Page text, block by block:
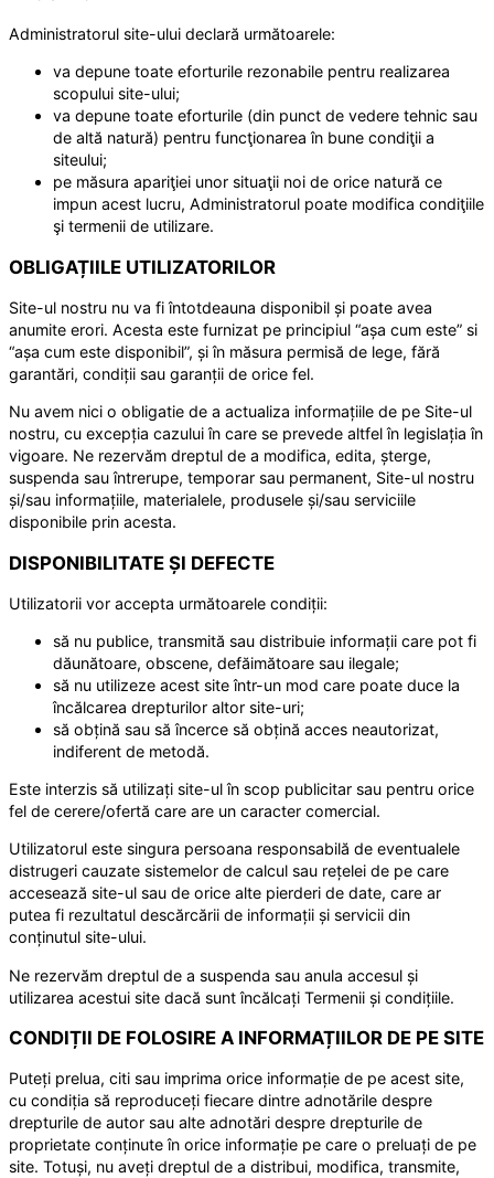
Administratorul site-ului declară următoarele:
va depune toate eforturile rezonabile pentru realizarea
scopului site-ului;
va depune toate eforturile (din punct de vedere tehnic sau
de altă natură) pentru funcţionarea în bune condiţii a
siteului;
pe măsura apariţiei unor situaţii noi de orice natură ce
impun acest lucru, Administratorul poate modifica condiţiile
şi termenii de utilizare.
OBLIGAȚIILE UTILIZATORILOR
Site-ul nostru nu va fi întotdeauna disponibil și poate avea
anumite erori. Acesta este furnizat pe principiul “așa cum este” si
“așa cum este disponibil”, și în măsura permisă de lege, fără
garantări, condiții sau garanții de orice fel.
Nu avem nici o obligatie de a actualiza informațiile de pe Site-ul
nostru, cu excepția cazului în care se prevede altfel în legislația în
vigoare. Ne rezervăm dreptul de a modifica, edita, șterge,
suspenda sau întrerupe, temporar sau permanent, Site-ul nostru
și/sau informațiile, materialele, produsele și/sau serviciile
disponibile prin acesta.
DISPONIBILITATE ȘI DEFECTE
Utilizatorii vor accepta următoarele condiții:
să nu publice, transmită sau distribuie informații care pot fi
dăunătoare, obscene, defăimătoare sau ilegale;
să nu utilizeze acest site într-un mod care poate duce la
încălcarea drepturilor altor site-uri;
să obțină sau să încerce să obțină acces neautorizat,
indiferent de metodă.
Este interzis să utilizați site-ul în scop publicitar sau pentru orice
fel de cerere/ofertă care are un caracter comercial.
Utilizatorul este singura persoana responsabilă de eventualele
distrugeri cauzate sistemelor de calcul sau rețelei de pe care
accesează site-ul sau de orice alte pierderi de date, care ar
putea fi rezultatul descărcării de informații și servicii din
conținutul site-ului.
Ne rezervăm dreptul de a suspenda sau anula accesul și
utilizarea acestui site dacă sunt încălcați Termenii și condițiile.
CONDIȚII DE FOLOSIRE A INFORMAȚIILOR DE PE SITE
Puteți prelua, citi sau imprima orice informație de pe acest site,
cu condiția să reproduceți fiecare dintre adnotările despre
drepturile de autor sau alte adnotări despre drepturile de
proprietate conținute în orice informație pe care o preluați de pe
site. Totuși, nu aveți dreptul de a distribui, modifica, transmite,